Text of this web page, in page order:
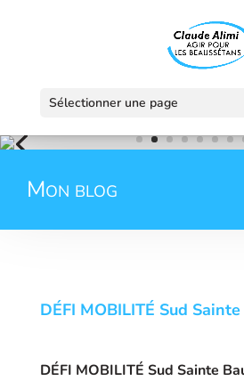
Sélectionner une page
Mon blog
DÉFI MOBILITÉ Sud
DÉFI MOBILITÉ Sud Sainte